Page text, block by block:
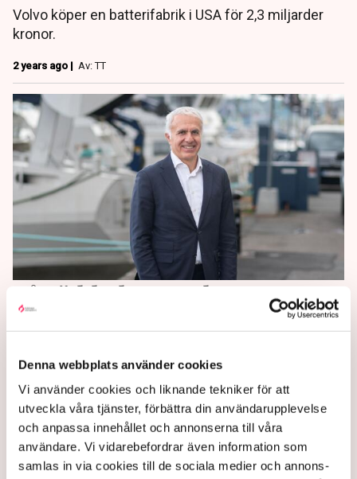
Denna webbplats använder cookies
Vi använder cookies och liknande tekniker för att
utveckla våra tjänster, förbättra din användarupplevelse
och anpassa innehållet och annonserna till våra
användare. Vi vidarebefordrar även information som
samlas in via cookies till de sociala medier och annons-
Volvo köper en batterifabrik i USA för 2,3 miljarder
kronor.
2 years ago | Av: TT
Så räddade svenskt
kärnbränsle Ukrainas
reaktorer
Kärnkraftsjätten Westinghouse flyttar fram
positionen i Europa och menar att Sverige kan spela
en nyckelroll. ”Hade det inte varit för det svenska
kärnbränslet hade Ukraina tvingats lägga ner sina
reaktorer under vintern”, säger vd:n Aziz Dag till TN.